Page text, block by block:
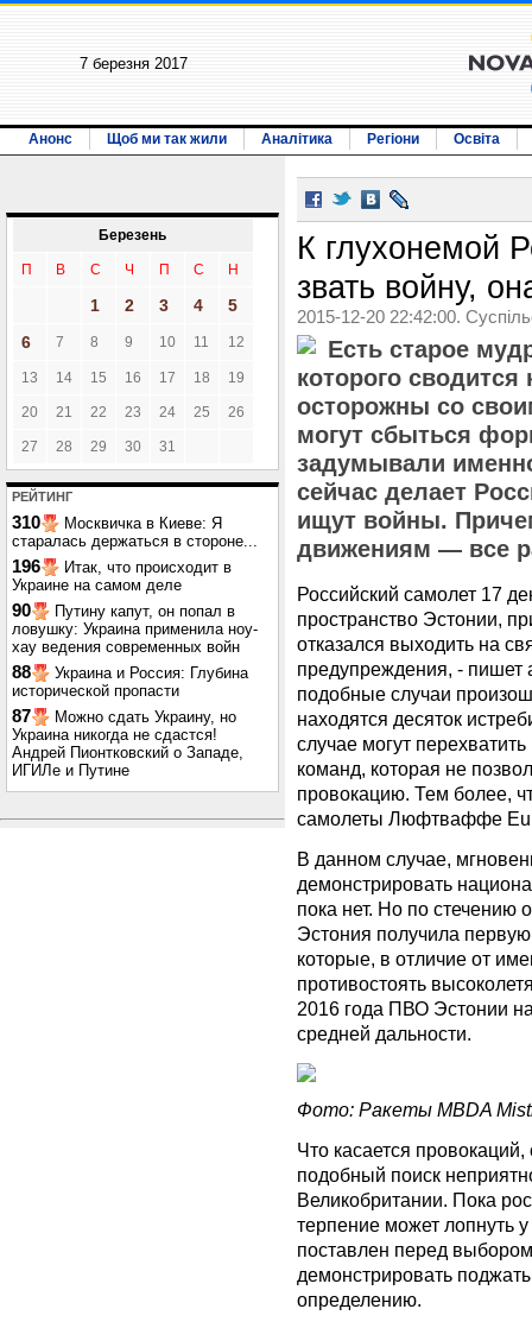
7 березня 2017
Анонс Щоб ми так жили Аналітика Регіони Освіта
Березень
П В С Ч П С Н
1 2 3 4
5
6
7 8 9 10 11 12
13 14 15 16 17 18 19
20 21 22 23 24 25 26
27 28 29 30 31
РЕЙТИНГ
310
Москвичка в Киеве: Я
старалась держаться в стороне...
196
Итак, что происходит в
Украине на самом деле
90
Путину капут, он попал в
ловушку: Украина применила ноу-
хау ведения современных войн
88
Украина и Россия: Глубина
исторической пропасти
87
Можно сдать Украину, но
Украина никогда не сдастся!
Андрей Пионтковский о Западе,
ИГИЛе и Путине
К глухонемой
звать войну,
2015-12-20 22:42:00.
Есть старое
которого
осторожны со
могут сбыться
задумывали
сейчас делает
ищут войны.
движениям — все
Российский самолет 17
пространство Эстонии,
отказался выходить на
предупреждения, - пишет
подобные случаи
находятся десяток
случае могут
команд, которая не
провокацию. Тем более,
самолеты Люфтваффе
В данном случае,
демонстрировать
пока нет. Но по стечению
Эстония получила
которые, в отличие от
противостоять
2016 года ПВО Эстонии
средней дальности.
Фото: Ракеты MBDA
Что касается
подобный поиск
Великобритании. Пока
терпение может лопнуть
поставлен перед
демонстрировать
определению.